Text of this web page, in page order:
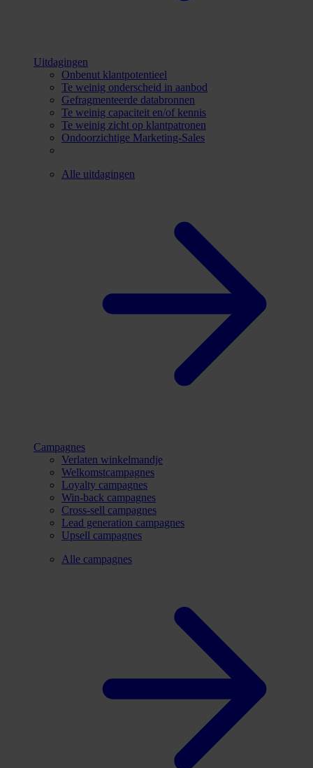
Uitdagingen
Onbenut klantpotentieel
Te weinig onderscheid in aanbod
Gefragmenteerde databronnen
Te weinig capaciteit en/of kennis
Te weinig zicht op klantpatronen
Ondoorzichtige Marketing-Sales
Alle uitdagingen
Campagnes
Verlaten winkelmandje
Welkomstcampagnes
Loyalty campagnes
Win-back campagnes
Cross-sell campagnes
Lead generation campagnes
Upsell campagnes
Alle campagnes